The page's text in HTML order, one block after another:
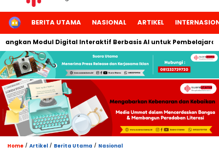
HOMEBERITA UTAMA NASIONAL ARTIKEL
Modul Digital Interaktif Berbasis AI untuk Pembelajaran
Home / Artikel / Berita Utama / Nasional